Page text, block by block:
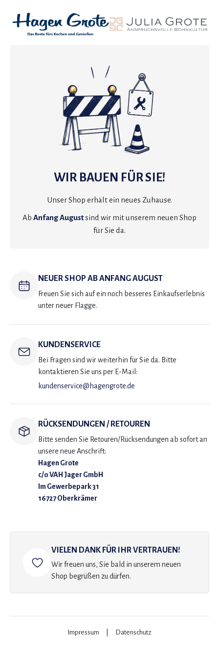
WIR BAUEN FÜR SIE!
Unser Shop erhält ein neues Zuhause.
Ab Anfang Augustsind wir mit unserem neuen Shop
für Sie da.
NEUER SHOP AB ANFANG AUGUST
Freuen Sie sich auf ein noch besseres Einkaufserlebnis
unter neuer Flagge.
KUNDENSERVICE
Bei Fragen sind wir weiterhin für Sie da. Bitte
kontaktieren Sie uns per E-Mail:
kundenservice@hagengrote.de
RÜCKSENDUNGEN / RETOUREN
Bitte senden Sie Retouren/Rücksendungen ab sofort an
unsere neue Anschrift:
Hagen Grote
c/o VAH Jager GmbH
Im Gewerbepark 31
16727 Oberkrämer
VIELEN DANK FÜR IHR VERTRAUEN!
Wir freuen uns, Sie bald in unserem neuen
Shop begrüßen zu dürfen.
Impressum Datenschutz